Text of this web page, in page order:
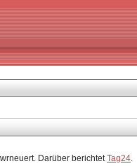
Darüber berichtetTag24.